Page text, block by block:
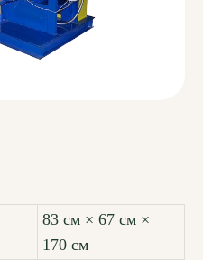
83 см × 67 см ×
170 см